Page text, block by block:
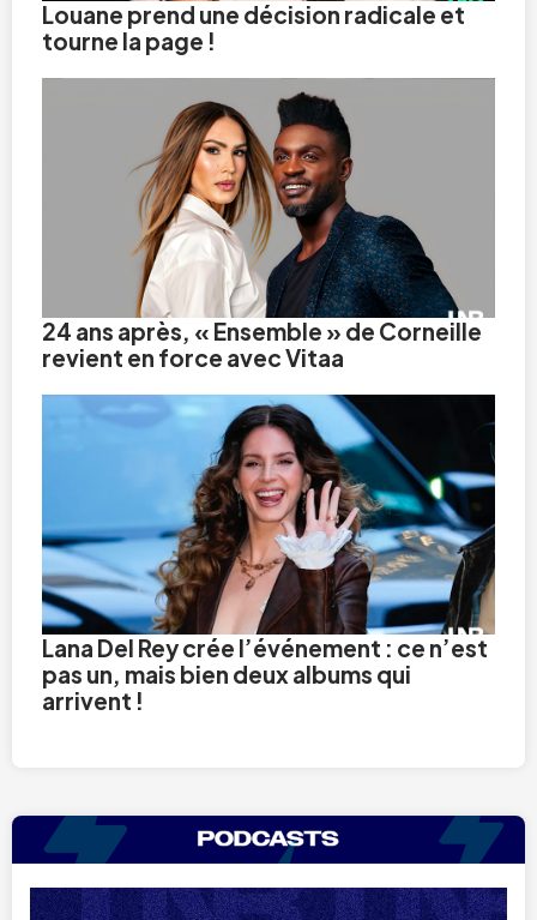
Louane prend une décision radicale et
tourne la page !
24 ans après, « Ensemble » de Corneille
revient en force avec Vitaa
Lana Del Rey crée l’événement : ce n’est
pas un, mais bien deux albums qui
arrivent !